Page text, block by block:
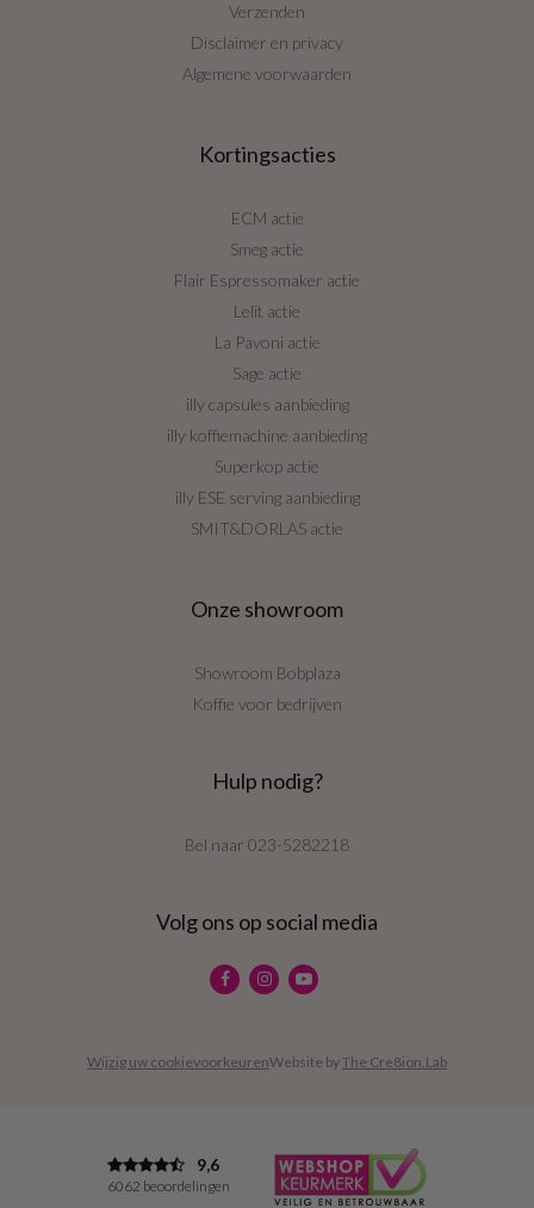
Verzenden
Disclaimer en privacy
Algemene voorwaarden
Kortingsacties
ECM actie
Smeg actie
Flair Espressomaker actie
Lelit actie
La Pavoni actie
Sage actie
illy capsules aanbieding
illy koffiemachine aanbieding
Superkop actie
illy ESE serving aanbieding
SMIT&DORLAS actie
Onze showroom
Showroom Bobplaza
Koffie voor bedrijven
Hulp nodig?
Bel naar 023-5282218
Volg ons op social media
Wijzig uw cookievoorkeurenWebsite byThe Cre8ion.Lab
9,6
6062 beoordelingen